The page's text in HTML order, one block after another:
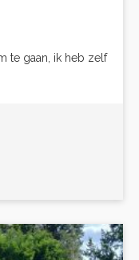
te gaan, ik heb zelf